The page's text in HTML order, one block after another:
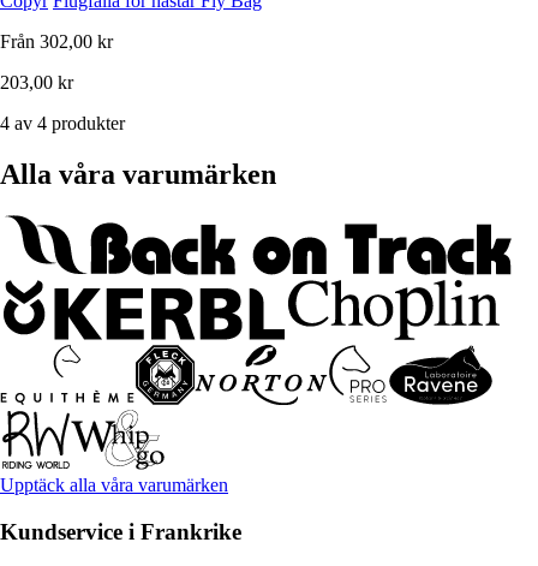
Från 302,00 kr
203,00 kr
4 av 4 produkter
Alla våra varumärken
Upptäck alla våra varumärken
Kundservice i Frankrike